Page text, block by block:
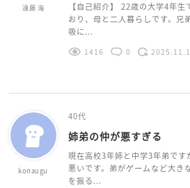
遠藤 海
【自己紹介】 22歳の大学4年
おり、母と二人暮らしです。兄
吸に...
1416 0
konaugu
40代
姉弟の仲が悪すぎる
現在高校3年姉と中学3年弟で
悪いです。弟がゲームなど大き
を振る...